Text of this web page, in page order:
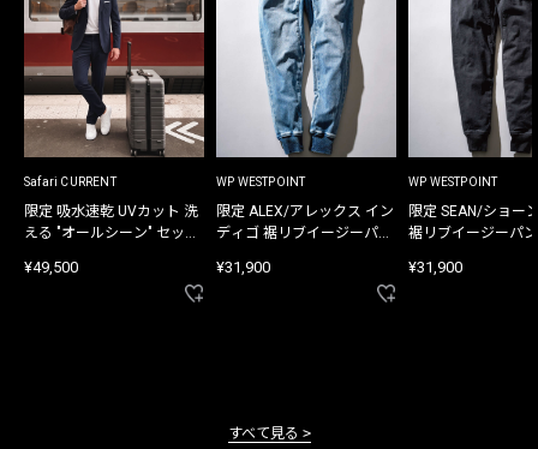
Safari CURRENT
限定 吸水速乾 UVカット 洗
える "オールシーン" セット
¥49,500
WP WESTPOINT
限定 ALEX/アレックス イン
ディゴ 裾リブイージーパン
¥31,900
WP WESTPOINT
限定 SEAN/ショー
裾リブイージーパ
¥31,900
すべて見る